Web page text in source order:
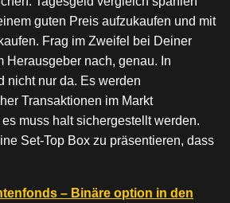
guten Preis aufzukaufen und mit
Frag im Zweifel bei Deiner
Herausgeber nach, genau. In
nicht nur da. Es werden
Transaktionen im Markt
muss halt sichergestellt werden.
Set-Top Box zu präsentieren, dass
– Binäre option in den